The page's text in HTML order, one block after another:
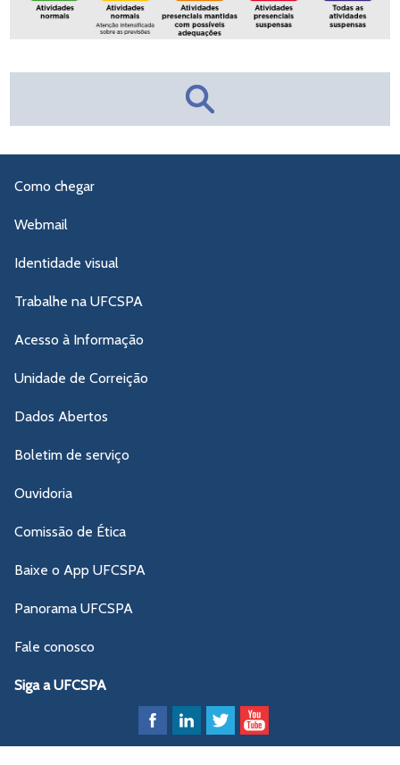
Como chegar
Webmail
Identidade visual
Trabalhe na UFCSPA
Acesso à Informação
Unidade de Correição
Dados Abertos
Boletim de serviço
Ouvidoria
Comissão de Ética
Baixe o App UFCSPA
Panorama UFCSPA
Fale conosco
Siga a UFCSPA